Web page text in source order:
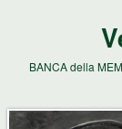
BANCA della